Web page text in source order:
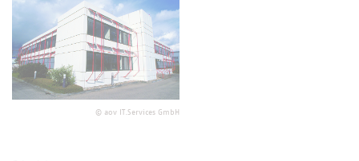
© aov IT.Services GmbH